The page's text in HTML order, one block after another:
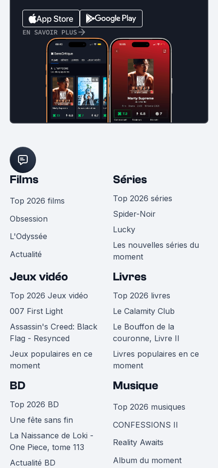
EN SAVOIR PLUS
Films
Top 2026 films
Obsession
L'Odyssée
Actualité
Séries
Top 2026 séries
Spider-Noir
Lucky
Les nouvelles séries du
moment
Jeux vidéo
Top 2026 Jeux vidéo
007 First Light
Assassin's Creed: Black
Flag - Resynced
Jeux populaires en ce
moment
Livres
Top 2026 livres
Le Calamity Club
Le Bouffon de la
couronne, Livre II
Livres populaires en ce
moment
BD
Top 2026 BD
Une fête sans fin
La Naissance de Loki -
One Piece, tome 113
Actualité BD
Musique
Top 2026 musiques
CONFESSIONS II
Reality Awaits
Album du moment